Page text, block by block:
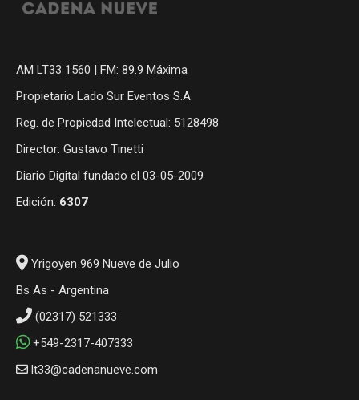
AM LT33 1560 | FM: 89.9 Máxima
Propietario Lado Sur Eventos S.A
Reg. de Propiedad Intelectual: 5128498
Director: Gustavo Tinetti
Diario Digital fundado el 03-05-2009
Edición: 6307
Yrigoyen 969 Nueve de Julio
Bs As - Argentina
(02317) 521333
+549-2317-407333
lt33@cadenanueve.com